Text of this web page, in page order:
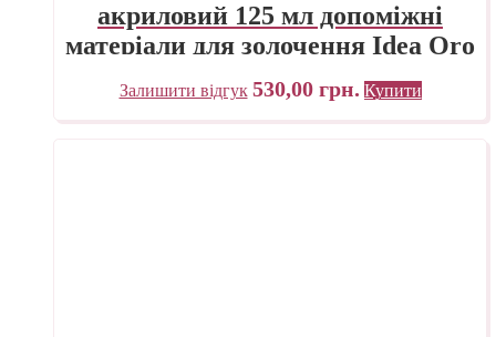
акриловий 125 мл допоміжні
матеріали для золочення Idea Oro
Maimeri Італія
Залишити відгук 530,00 грн. Купити